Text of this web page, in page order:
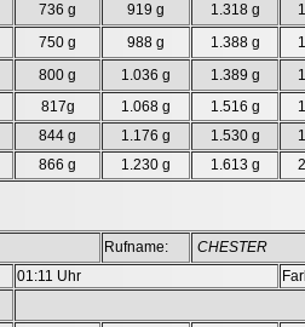
736 g 919 g 1.318 g
750 g 988 g 1.388 g
800 g 1.036 g 1.389 g
817g 1.068 g 1.516 g
844 g 1.176 g 1.530 g
866 g 1.230 g 1.613 g
Rufname: CHESTER
01:11 Uhr